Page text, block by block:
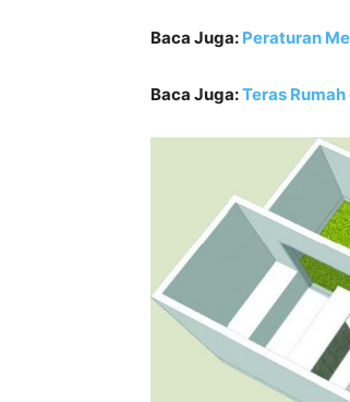
Baca Juga: Peraturan
Baca Juga:Teras